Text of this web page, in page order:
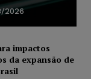
2026
impactos
da expansão de